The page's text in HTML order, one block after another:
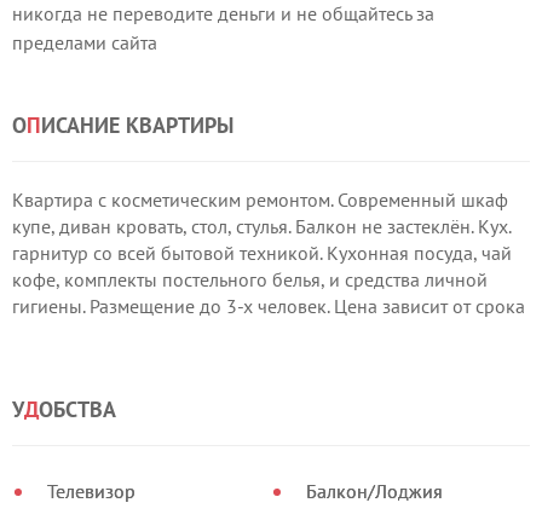
никогда не переводите деньги и не общайтесь за
пределами сайта
ОПИСАНИЕ КВАРТИРЫ
Квартира с косметическим ремонтом. Современный шкаф
купе, диван кровать, стол, стулья. Балкон не застеклён. Кух.
гарнитур со всей бытовой техникой. Кухонная посуда, чай
кофе, комплекты постельного белья, и средства личной
гигиены. Размещение до 3-х человек. Цена зависит от срока
УДОБСТВА
Телевизор
Балкон/Лоджия